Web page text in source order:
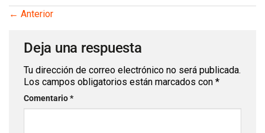
← Anterior
Deja una respuesta
Tu dirección de correo electrónico no será publicada.
Los campos obligatorios están marcados con *
Comentario*